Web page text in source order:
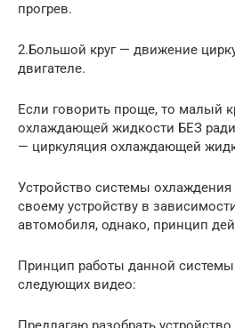
прогрев.
2.Большой круг — движение
двигателе.
Если говорить проще, то малый
охлаждающей жидкости БЕЗ
— циркуляция охлаждающей
Устройство системы охлаждения
своему устройству в
автомобиля, однако, принцип
Принцип работы данной
следующих видео: